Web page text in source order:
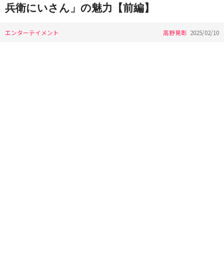
兵衛にいさん」の魅力【前編】
エンターテイメント 高野晃彰 2025/02/10